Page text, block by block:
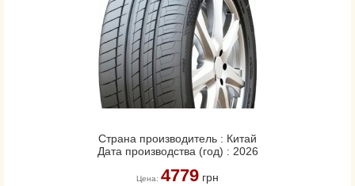
Atturo
Austone
Barum
Berlin
BF Goodrich
Cachland
CEAT
Comforser
Страна производитель : Китай
Дата производства (год) : 2026
Цена: 4779грн